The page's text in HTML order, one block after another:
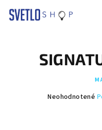
Priemerné
Neohodnotené